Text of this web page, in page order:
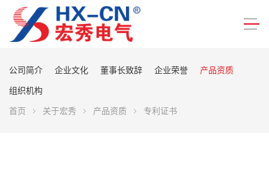
公司简介 企业文化 董事长致辞 企业荣誉
产品资质
组织机构
首页
关于宏秀 产品资质 专利证书